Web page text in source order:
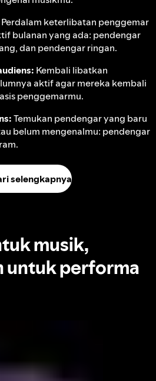
Perdalam keterlibatan penggemar
bulanan yang ada: pendengar
dan pendengar ringan.
Kembali libatkan
aktif agar mereka kembali
penggemarmu.
Temukan pendengar yang baru
belum mengenalmu: pendengar
selengkapnya
musik,
untuk performa